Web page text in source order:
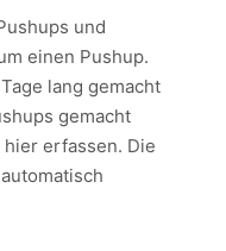
und
einen Pushup.
lang gemacht
gemacht
hier erfassen. Die